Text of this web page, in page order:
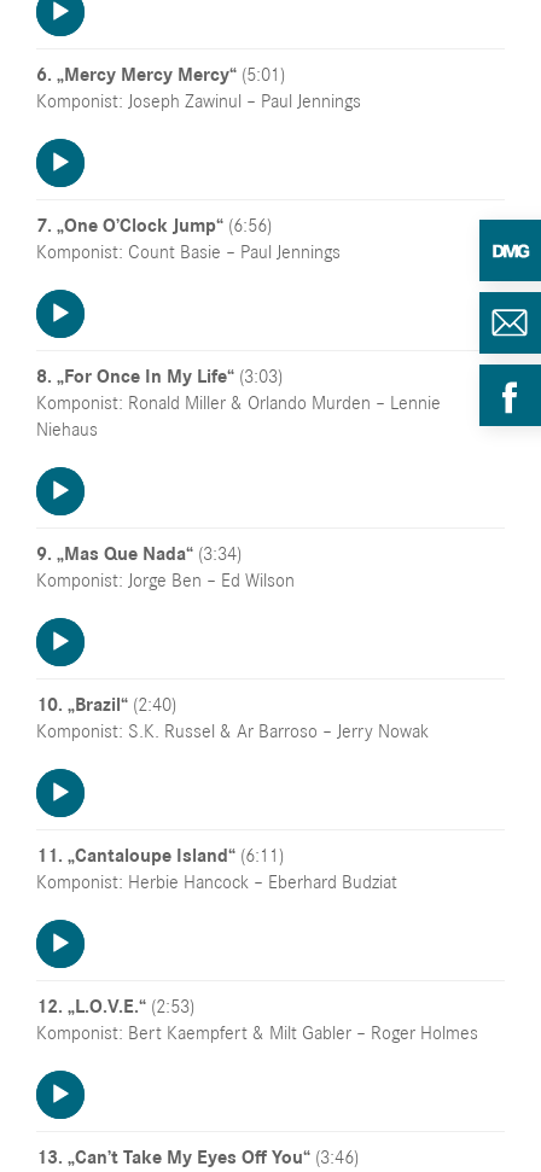
Player
6. „Mercy Mercy Mercy“ (5:01)
Komponist: Joseph Zawinul – Paul Jennings
Audio-
Player
7. „One O’Clock Jump“ (6:56)
Komponist: Count Basie – Paul Jennings
Audio-
Player
8. „For Once In My Life“ (3:03)
Komponist: Ronald Miller & Orlando Murden – Lennie
Niehaus
Audio-
Player
9. „Mas Que Nada“ (3:34)
Komponist: Jorge Ben – Ed Wilson
Audio-
Player
10. „Brazil“ (2:40)
Komponist: S.K. Russel & Ar Barroso – Jerry Nowak
Audio-
Player
11. „Cantaloupe Island“ (6:11)
Komponist: Herbie Hancock – Eberhard Budziat
Audio-
Player
12. „L.O.V.E.“ (2:53)
Komponist: Bert Kaempfert & Milt Gabler – Roger Holmes
Audio-
Player
13. „Can’t Take My Eyes Off You“ (3:46)